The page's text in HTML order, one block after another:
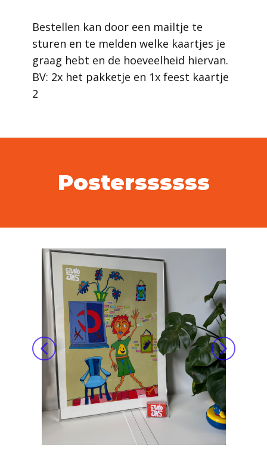
Bestellen kan door een mailtje te
sturen en te melden welke kaartjes je
graag hebt en de hoeveelheid hiervan.
BV: 2x het pakketje en 1x feest kaartje
2
Posterssssss